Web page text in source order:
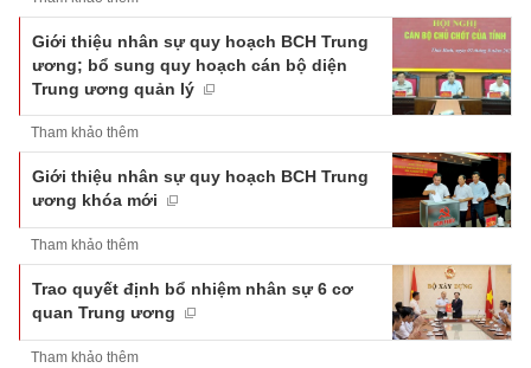
Giới thiệu nhân sự quy hoạch BCH Trung
ương; bổ sung quy hoạch cán bộ diện
Trung ương quản lý
Tham khảo thêm
Giới thiệu nhân sự quy hoạch BCH Trung
ương khóa mới
Tham khảo thêm
Trao quyết định bổ nhiệm nhân sự 6 cơ
quan Trung ương
Tham khảo thêm